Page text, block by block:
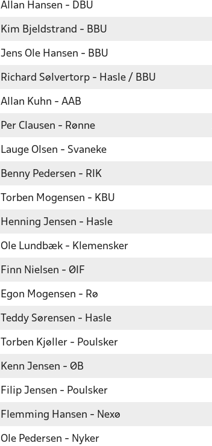
Allan Hansen - DBU
Kim Bjeldstrand - BBU
Jens Ole Hansen - BBU
Richard Sølvertorp - Hasle / BBU
Allan Kuhn - AAB
Per Clausen - Rønne
Lauge Olsen - Svaneke
Benny Pedersen - RIK
Torben Mogensen - KBU
Henning Jensen - Hasle
Ole Lundbæk - Klemensker
Finn Nielsen - ØIF
Egon Mogensen - Rø
Teddy Sørensen - Hasle
Torben Kjøller - Poulsker
Kenn Jensen - ØB
Filip Jensen - Poulsker
Flemming Hansen - Nexø
Ole Pedersen - Nyker